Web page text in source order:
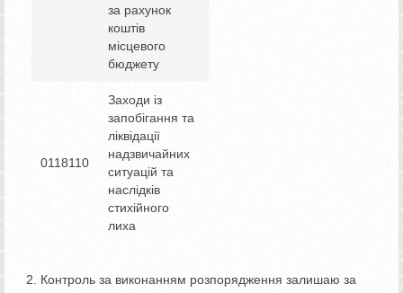
за рахунок
коштів
місцевого
бюджету
0118110
Заходи із
запобігання та
ліквідації
надзвичайних
ситуацій та
наслідків
стихійного
лиха
Контроль за виконанням розпорядження залишаю за